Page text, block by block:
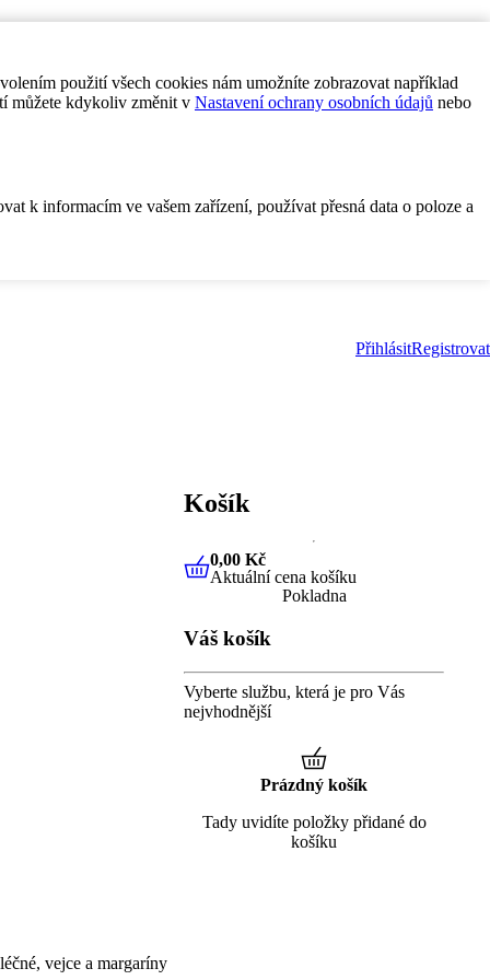
použití všech cookies nám umožníte zobrazovat například
můžete kdykoliv změnit v Nastavení ochrany osobních údajů nebo
k informacím ve vašem zařízení, používat přesná data o poloze a
PřihlásitRegistrovat
vejce a margaríny
Košík
0,00 KčAktuální cena košíku
0,00 Kč
Aktuální cena košíku
Pokladna
Váš košík
Vyberte službu, která je pro Vás
nejvhodnější
Prázdný košík
Tady uvidíte položky přidané do
košíku